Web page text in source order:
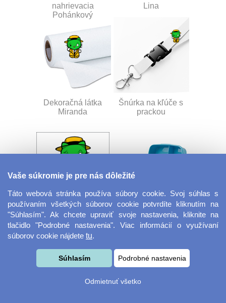
nahrievacia
Pohánkový
Lina
Dekoračná látka
Miranda
Šnúrka na kľúče s
prackou
Velkoformátová
fotografie
Desiatový box
Vaše súkromie je pre nás dôležité
Táto webová stránka používa súbory cookie. Svoj súhlas s
používaním všetkých súborov cookie potvrdíte kliknutím na
"Súhlasím". Ak chcete upraviť svoje nastavenia, kliknite na
tlačidlo "Podrobné nastavenia". Viac informácií o využívaní
súborov cookie nájdete tu.
Súhlasím Podrobné nastavenia
Odmietnuť všetko